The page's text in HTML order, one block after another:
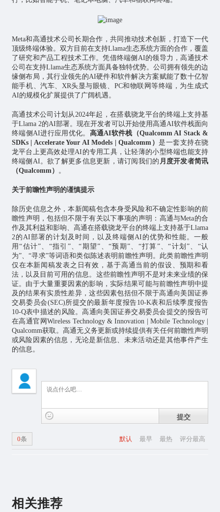
Meta和高通技术公司长期合作，共同推动技术创新，打造下一代
顶级终端体验。双方目前在支持Llama生态系统方面的合作，覆盖
了研究和产品工程技术工作。凭借终端侧AI的领导力，高通技术
公司在支持Llama生态系统方面具备独特优势。公司拥有领先的边
缘侧布局，其行业领先的AI硬件和软件解决方案赋能了数十亿智
能手机、汽车、XR头显与眼镜、PC和物联网等终端，为生成式
AI的规模化扩展提供了广阔机遇。
高通技术公司计划从2024年起，在搭载骁龙平台的终端上支持基
于Llama 2的AI部署。现在开发者可以开始使用高通AI软件栈面向
终端侧AI进行应用优化。 高通AI软件栈（Qualcomm AI Stack &
SDKs | Accelerate Your AI Models | Qualcomm ）是一套支持在骁
龙平台上更高效处理AI的专用工具，让轻薄的小型终端也能支持
终端侧AI。欲了解更多信息更新，请订阅我们的 月度开发者简讯
（Qualcomm ） 。
关于前瞻性声明的谨慎提示
除历史信息之外，本新闻稿包含本身受风险和不确定性影响的前
瞻性声明，包括但不限于有关以下事项的声明：高通与Meta的合
作及其利益和影响、高通在搭载骁龙平台的终端上支持基于Llama
2的AI部署的计划及时间，以及终端侧AI的优势和性能。一般
用“估计”、“指引”、“期望”、“预期”、“打算”、“计划”、“认
为”、“寻求”等词语和类似陈述表明前瞻性声明。此类前瞻性声明
仅在本新闻稿发表之日有效，基于高通当前的假设、预期和看
法，以及目前可用的信息。这些前瞻性声明不是对未来业绩的保
证。由于大量重要因素的影响，实际结果可能与前瞻性声明中提
及的结果有实质性差异，这些因素包括但不限于高通向美国证券
交易委员会(SEC)所提交的最新年度报告10-K表和后续季度报告
10-Q表中描述的风险。高通向美国证券交易委员会提交的报告可
在高通官网Wireless Technology & Innovation | Mobile Technology |
Qualcomm获取。高通无义务更新或持续提供有关任何前瞻性声明
或风险因素的信息，无论是新信息、未来活动还是其他事件产生
的信息。
提交
默认 最早 最热 评分最高
0条
相关推荐